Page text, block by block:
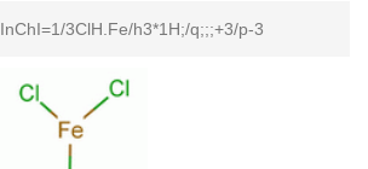
InChI=1/3ClH.Fe/h3*1H;/q;;;+3/p-3